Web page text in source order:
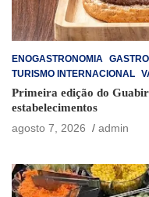
ENOGASTRONOMIA
TURISMO INTERNACIONAL
Primeira edição do
estabelecimentos
agosto 7, 2026
admin